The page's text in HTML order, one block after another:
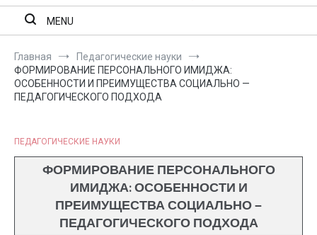
MENU
Главная
Педагогические науки
ФОРМИРОВАНИЕ ПЕРСОНАЛЬНОГО ИМИДЖА:
ОСОБЕННОСТИ И ПРЕИМУЩЕСТВА СОЦИАЛЬНО —
ПЕДАГОГИЧЕСКОГО ПОДХОДА
ПЕДАГОГИЧЕСКИЕ НАУКИ
ФОРМИРОВАНИЕ ПЕРСОНАЛЬНОГО
ИМИДЖА: ОСОБЕННОСТИ И
ПРЕИМУЩЕСТВА СОЦИАЛЬНО —
ПЕДАГОГИЧЕСКОГО ПОДХОДА